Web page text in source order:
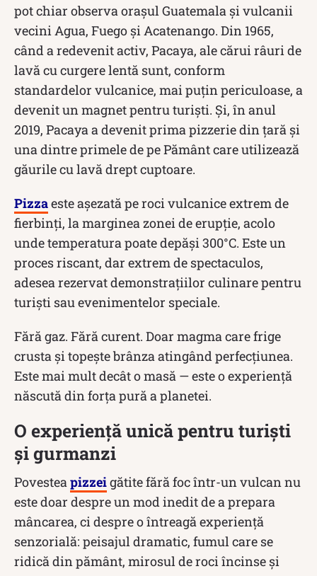
pot chiar observa orașul Guatemala și vulcanii
vecini Agua, Fuego și Acatenango. Din 1965,
când a redevenit activ, Pacaya, ale cărui râuri de
lavă cu curgere lentă sunt, conform
standardelor vulcanice, mai puțin periculoase, a
devenit un magnet pentru turiști. Și, în anul
2019, Pacaya a devenit prima pizzerie din țară și
una dintre primele de pe Pământ care utilizează
găurile cu lavă drept cuptoare.
Pizzaeste așezată pe roci vulcanice extrem de
fierbinți, la marginea zonei de erupție, acolo
unde temperatura poate depăși 300°C. Este un
proces riscant, dar extrem de spectaculos,
adesea rezervat demonstrațiilor culinare pentru
turiști sau evenimentelor speciale.
Fără gaz. Fără curent. Doar magma care frige
crusta și topește brânza atingând perfecțiunea.
Este mai mult decât o masă — este o experiență
născută din forța pură a planetei.
O experiență unică pentru turiști
și gurmanzi
Povestea pizzeigătite fără foc într-un vulcan nu
este doar despre un mod inedit de a prepara
mâncarea, ci despre o întreagă experiență
senzorială: peisajul dramatic, fumul care se
ridică din pământ, mirosul de roci încinse și